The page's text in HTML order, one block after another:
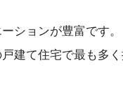
ションが豊富です。
建て住宅で最も多